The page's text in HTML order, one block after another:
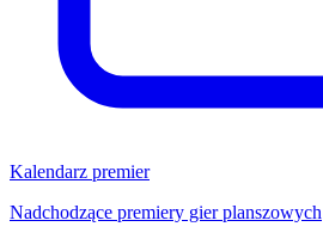
Kalendarz premier
Nadchodzące premiery gier planszowych